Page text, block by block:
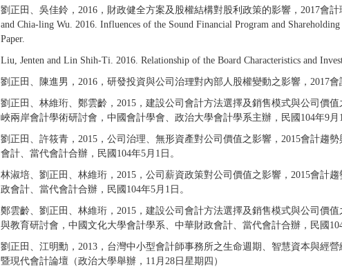
劉正田、吳佳鈴，2016，財政健全方案及股權結構對股利政策的影響，2017會
and Chia-ling Wu. 2016. Influences of the Sound Financial Program and
Paper.
Liu, Jenten and Lin Shih-Ti. 2016. Relationship of the Board Characteristics and
劉正田、陳進男，2016，研發投資與公司治理對內部人股權變動之影響，2017
劉正田、林維珩、鄭雲齡，2015，建設公司會計方法選擇及銷售模式與公司價
峽兩岸會計學術研討會，中國會計學會、政治大學會計學系主辦，民國104年9月
劉正田、許筱青，2015，公司治理、無形資產對公司價值之影響，2015會計趨
會計、當代會計合辦，民國104年5月1日。
林淑培、劉正田、林維珩，2015，公司薪資政策對公司價值之影響，2015會計
政會計、當代會計合辦，民國104年5月1日。
鄭雲齡、劉正田、林維珩，2015，建設公司會計方法選擇及銷售模式與公司價
與教育研討會，中國文化大學會計學系、中華財政會計、當代會計合辦，民國104
劉正田、江明勳，2013，台灣中小型會計師事務所之生命週期、智慧資本與經
暨現代會計論壇（政治大學舉辦，11月28日星期四）